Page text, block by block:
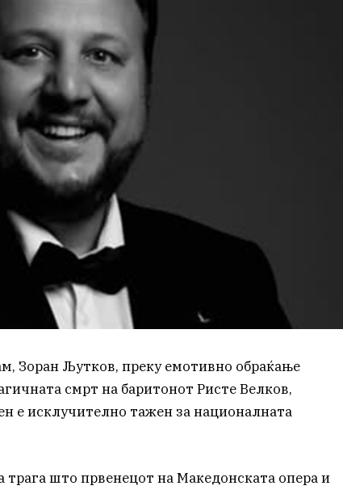
Зоран Љутков, преку емотивно обраќање
смрт на баритонот Ристе Велков,
е исклучително тажен за националната
трага што првенецот на Македонската опера и